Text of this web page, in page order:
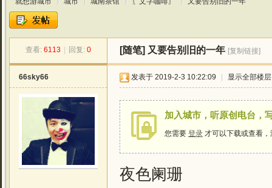
» › › ›
查看: 6113 回复: 0 [随笔] 又要告别旧的一年 [复制链接]
66sky66 发表于 2019-2-3 10:22:09 显示全部楼层
加入城市，听原创电台，
您需要 登录 才可以下载或查看
夜色阑珊